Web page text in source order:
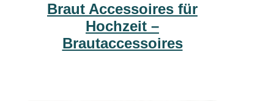
Braut Accessoires für
Hochzeit –
Brautaccessoires